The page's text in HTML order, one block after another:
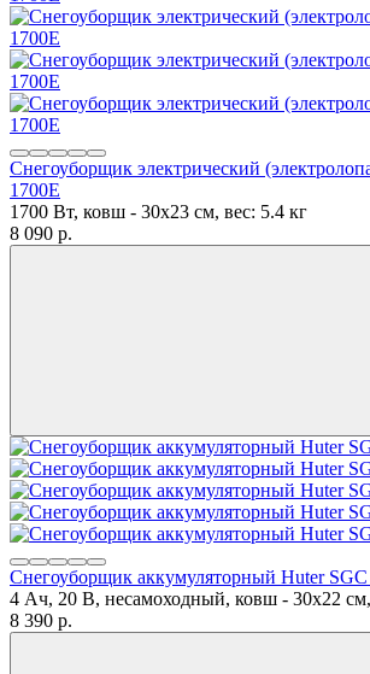
Снегоуборщик электрический
1700E
1700 Вт, ковш - 30x23 см, вес: 5.4 кг
8 090 p.
Снегоуборщик аккумуляторный Huter
4 Ач, 20 В, несамоходный, ковш - 30x22
8 390 p.